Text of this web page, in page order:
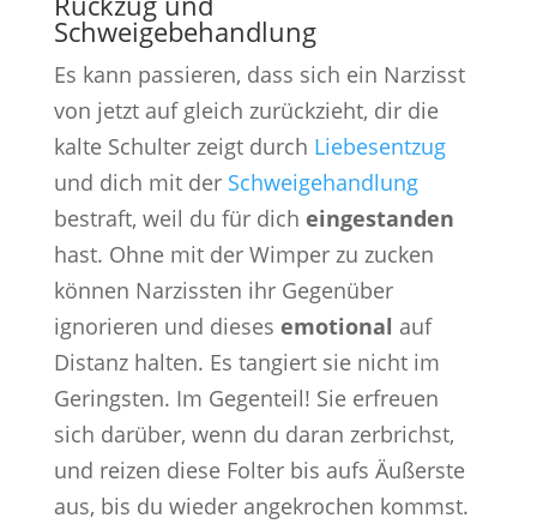
Schweigebehandlung
Es kann passieren, dass sich ein Narzisst
von jetzt auf gleich zurückzieht, dir die
kalte Schulter zeigt durch Liebesentzug
und dich mit der Schweigehandlung
bestraft, weil du für dich eingestanden
hast. Ohne mit der Wimper zu zucken
können Narzissten ihr Gegenüber
ignorieren und dieses emotional auf
Distanz halten. Es tangiert sie nicht im
Geringsten. Im Gegenteil! Sie erfreuen
sich darüber, wenn du daran zerbrichst,
und reizen diese Folter bis aufs Äußerste
aus, bis du wieder angekrochen kommst.